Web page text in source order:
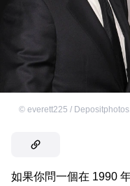
© everett225 /
如果你問一個在 1990